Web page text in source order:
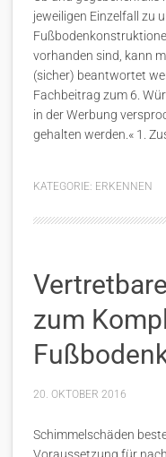
jeweiligen Einzelfall zu
vorhanden sind, kann
(sicher) beantwortet
Fachbeitrag zum 6.
in der Werbung
gehalten werden.« 1.
KATEGORIE: ERKENNEN
zum
20. OKTOBER 2016
Schimmelschäden